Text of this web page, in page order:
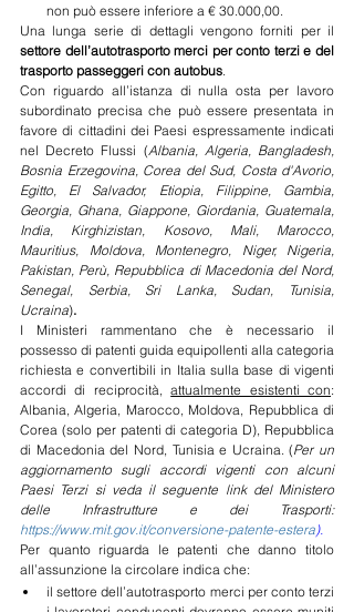
non può essere inferiore a € 30.000,00.
settore dell’autotrasporto merci per conto terzi e del
trasporto passeggeri con autobus
Con riguardo all’istanza di nulla osta per lavoro
subordinato precisa che può essere presentata in
favore di cittadini dei Paesi espressamente indicati
nel Decreto Flussi (Albania, Algeria, Bangladesh,
Bosnia Erzegovina, Corea del Sud, Costa d'Avorio,
Egitto, El Salvador, Etiopia, Filippine, Gambia,
Georgia, Ghana, Giappone, Giordania, Guatemala,
India, Kirghizistan, Kosovo, Mali, Marocco,
Mauritius, Moldova, Montenegro, Niger, Nigeria,
Pakistan, Perù, Repubblica di Macedonia del Nord,
Senegal, Serbia, Sri Lanka, Sudan, Tunisia,
Ucraina).
I Ministeri rammentano che è necessario il
possesso di patenti guida equipollenti alla categoria
richiesta e convertibili in Italia sulla base di vigenti
accordi di reciprocità, attualmente esistenti con:
Albania, Algeria, Marocco, Moldova, Repubblica di
Corea (solo per patenti di categoria D), Repubblica
di Macedonia del Nord, Tunisia e Ucraina. (Per un
aggiornamento sugli accordi vigenti con alcuni
Paesi Terzi si veda il seguente link del Ministero
delle Infrastrutture e dei Trasporti:
https://www.mit.gov.it/conversione-patente-estera).
Per quanto riguarda le patenti che danno titolo
all’assunzione la circolare indica che:
il settore dell’autotrasporto merci per conto terzi